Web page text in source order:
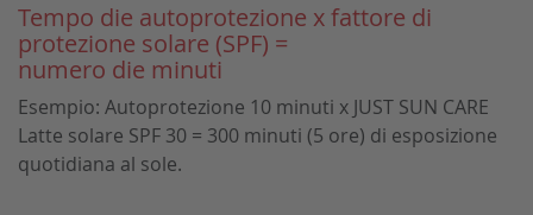
Tempo die autoprotezione x fattore di
protezione solare (SPF) =
numero die minuti
Esempio: Autoprotezione 10 minuti x JUST SUN CARE
Latte solare SPF 30 = 300 minuti (5 ore) di esposizione
quotidiana al sole.